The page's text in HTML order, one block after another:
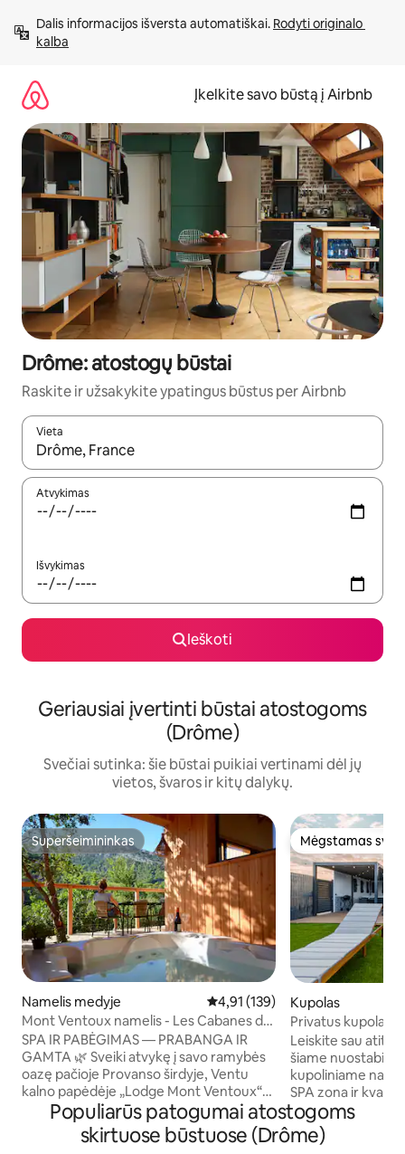
prie
turinio
Dalis informacijos išversta automatiškai. Rodyti originalo
kalba
Įkelkite savo būstą į Airbnb
Drôme: atostogų būstai
Raskite ir užsakykite ypatingus būstus per Airbnb
Vieta
Kai pasirodys paieškos rezultatai, juos naršyti galite
Atvykimas
Išvykimas
Ieškoti
Geriausiai įvertinti būstai atostogoms
(Drôme)
Svečiai sutinka: šie būstai puikiai vertinami dėl jų
vietos, švaros ir kitų dalykų.
Superšeimininkas
Superšeimininkas
Namelis medyje Vidutinis įvertinimas: 4,91 iš 5,
4,91 (139)
Mont Ventoux namelis - Les Cabanes de
Provence
SPA IR PABĖGIMAS — PRABANGA IR
GAMTA 🌿 Sveiki atvykę į savo ramybės
oazę pačioje Provanso širdyje, Ventu
kalno papėdėje „Lodge Mont Ventoux“
yra įsikūręs pačioje Dentelles de
Montmirail širdyje ir buvo pastatytas
vadovaujantis dvasia, kurioje susilieja
Mėgstamas
Mėgstamas
Kupolas
Privatus kupolas ir
Leiskite sau
šiame
kupoliniame
SPA zona ir
Vercors kalnus Visiškai kondicionuojamas
ir šildomas, jis
kuriuo metų laiku
Populiarūs patogumai atostogoms
skirtuose būstuose (Drôme)